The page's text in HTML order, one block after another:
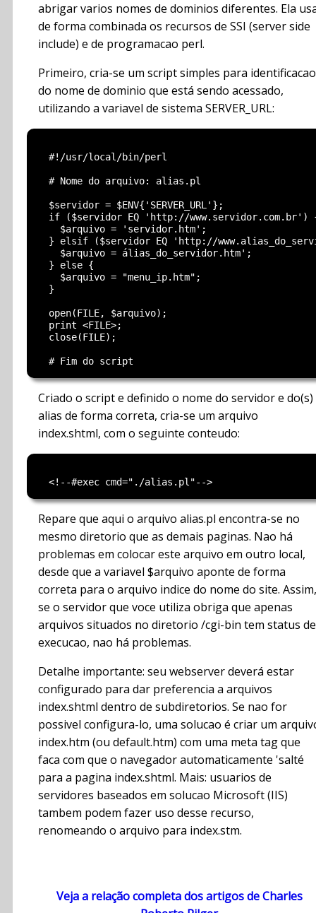
abrigar varios nomes de dominios diferentes. Ela
de forma combinada os recursos de SSI (server side
include) e de programacao perl.
Primeiro, cria-se um script simples para identificacao
do nome de dominio que está sendo acessado,
utilizando a variavel de sistema SERVER_URL:
  #!/usr/local/bin/perl
  # Nome do arquivo: alias.pl
  $servidor = $ENV{'SERVER_URL'};
if ($servidor EQ 'http://www.servidor.com.br')
    $arquivo = 'servidor.htm';
} elsif ($servidor EQ 'http://
    $arquivo = álias_do_servidor.htm';
  } else {
    $arquivo = "menu_ip.htm";
  }
  open(FILE, $arquivo);
  print <FILE>;
  close(FILE);
Criado o script e definido o nome do servidor e do(s)
alias de forma correta, cria-se um arquivo
index.shtml, com o seguinte conteudo:
Repare que aqui o arquivo alias.pl encontra-se no
mesmo diretorio que as demais paginas. Nao há
problemas em colocar este arquivo em outro local,
desde que a variavel $arquivo aponte de forma
correta para o arquivo indice do nome do site. Assim,
se o servidor que voce utiliza obriga que apenas
arquivos situados no diretorio /cgi-bin tem status de
execucao, nao há problemas.
Detalhe importante: seu webserver deverá estar
configurado para dar preferencia a arquivos
index.shtml dentro de subdiretorios. Se nao for
possivel configura-lo, uma solucao é criar um
index.htm (ou default.htm) com uma meta tag que
faca com que o navegador automaticamente 'salté
para a pagina index.shtml. Mais: usuarios de
servidores baseados em solucao Microsoft (IIS)
tambem podem fazer uso desse recurso,
renomeando o arquivo para index.stm.
Veja a relação completa dos artigos de Charles